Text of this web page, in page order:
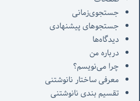
جستجوی‌زمانی
جستجوهای پیشنهادی
دیدگاه‌ها
درباره من
چرا می‌نویسم؟
معرفی‌ ساختار نانوشتنی
تقسیم بندی نانوشتنی